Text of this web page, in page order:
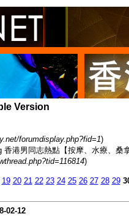
Version
forumdisplay.php?fid=1)
港男同志熱點【按摩、水療、桑
)
19 20 21 22 23 24 25 26 27 28 29
02-12